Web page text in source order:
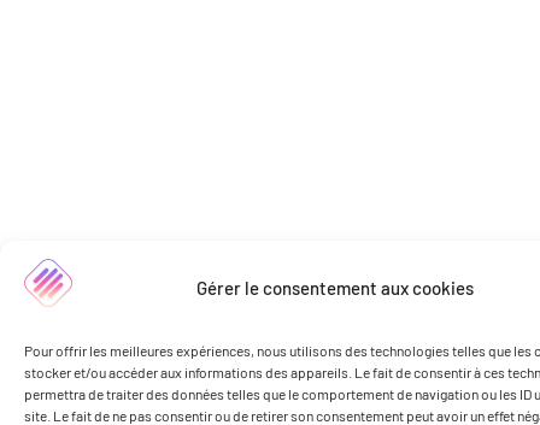
Gérer le consentement aux cookies
Pour offrir les meilleures expériences, nous utilisons des technologies telles que les
stocker et/ou accéder aux informations des appareils. Le fait de consentir à ces
permettra de traiter des données telles que le comportement de navigation ou les ID
site. Le fait de ne pas consentir ou de retirer son consentement peut avoir un effet